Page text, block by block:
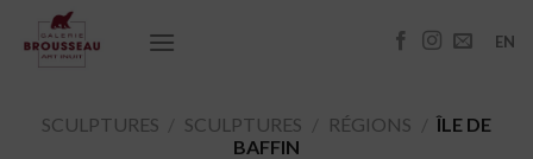
Passer
contenu
EN
SCULPTURES SCULPTURES RÉGIONS
ÎLE DE
BAFFIN